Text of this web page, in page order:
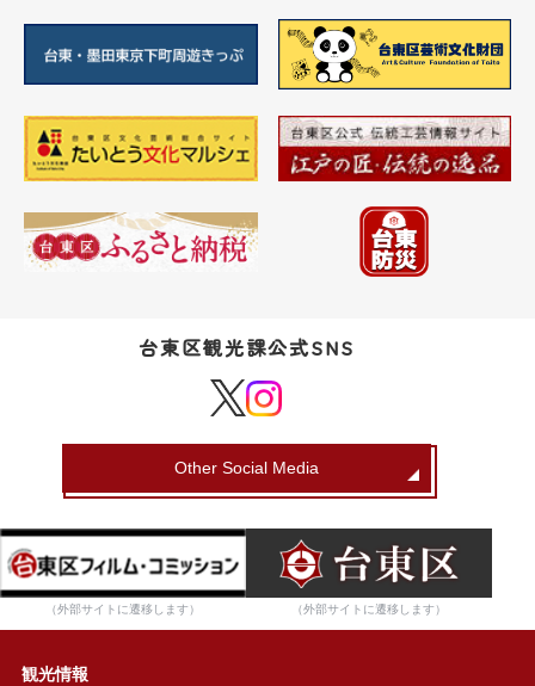
台東区観光課公式SNS
Other Social Media
（外部サイトに遷移します） （外部サイトに遷移します）
観光情報